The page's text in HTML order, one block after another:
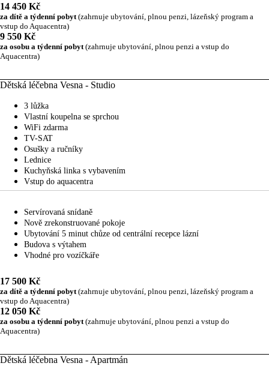
14 450 Kč
za dítě a týdenní pobyt (zahrnuje ubytování, plnou penzi, lázeňský program a
vstup do Aquacentra)
9 550 Kč
za osobu a týdenní pobyt (zahrnuje ubytování, plnou penzi a vstup do
Aquacentra)
Dětská léčebna Vesna - Studio
3 lůžka
Vlastní koupelna se sprchou
WiFi zdarma
TV-SAT
Osušky a ručníky
Lednice
Kuchyňská linka s vybavením
Vstup do aquacentra
Servírovaná snídaně
Nově zrekonstruované pokoje
Ubytování 5 minut chůze od centrální recepce lázní
Budova s výtahem
Vhodné pro vozíčkáře
17 500 Kč
za dítě a týdenní pobyt (zahrnuje ubytování, plnou penzi, lázeňský program a
vstup do Aquacentra)
12 050 Kč
za osobu a týdenní pobyt (zahrnuje ubytování, plnou penzi a vstup do
Aquacentra)
Dětská léčebna Vesna - Apartmán